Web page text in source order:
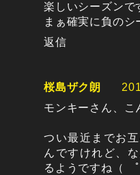
楽しいシーズンで
まぁ確実に負のシ
返信
桜島ザク朗
モンキーさん、こ
つい最近までお
んですけれど、
るようですね（